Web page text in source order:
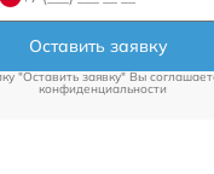
Оставить заявку
"Оставить заявку" Вы
конфиденциальности